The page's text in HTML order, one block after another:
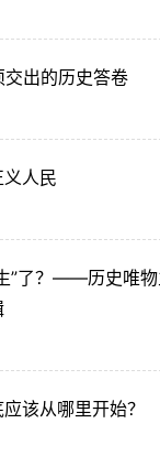
交出的历史答卷
人民
”了？――历史唯
该从哪里开始？